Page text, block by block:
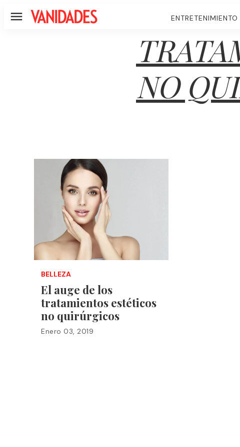
Menú ENTRETENIMIENTO
NO
BELLEZA
El auge de los
tratamientos estéticos
no quirúrgicos
Enero 03, 2019